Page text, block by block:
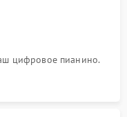
цифровое пианино.